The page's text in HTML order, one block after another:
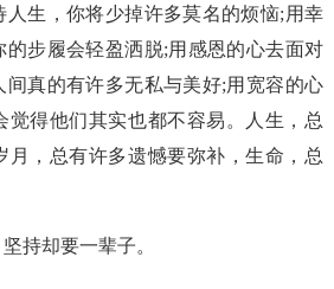
人生，你将少掉许多莫名的烦恼;用幸
的步履会轻盈洒脱;用感恩的心去面对
间真的有许多无私与美好;用宽容的心
觉得他们其实也都不容易。人生，总
月，总有许多遗憾要弥补，生命，总
持却要一辈子。